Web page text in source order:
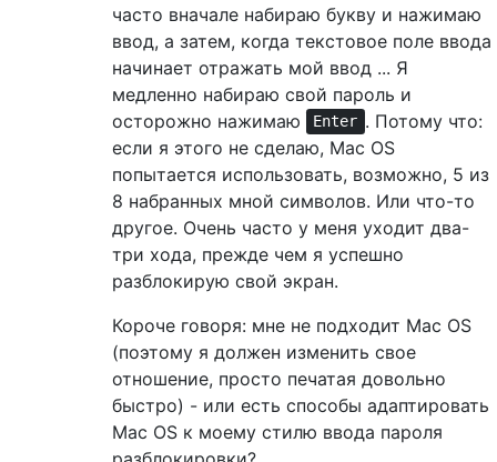
часто вначале набираю букву и нажимаю
ввод, а затем, когда текстовое поле ввода
начинает отражать мой ввод ... Я
медленно набираю свой пароль и
осторожно нажимаю
Enter . Потому что:
если я этого не сделаю, Mac OS
попытается использовать, возможно, 5 из
8 набранных мной символов. Или что-то
другое. Очень часто у меня уходит два-
три хода, прежде чем я успешно
разблокирую свой экран.
Короче говоря: мне не подходит Mac OS
(поэтому я должен изменить свое
отношение, просто печатая довольно
быстро) - или есть способы адаптировать
Mac OS к моему стилю ввода пароля